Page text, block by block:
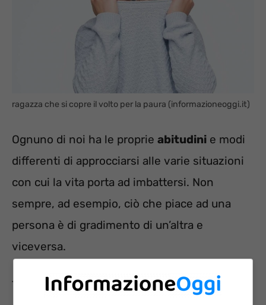
ragazza che si copre il volto per la paura (informazioneoggi.it)
Ognuno di noi ha le proprie abitudini e modi
differenti di approcciarsi alle varie situazioni
con cui la vita porta ad imbattersi. Non
sempre, ad esempio, ciò che piace ad una
persona è di gradimento di un’altra e
viceversa.
Tale discorso vale anche per lefobieche non